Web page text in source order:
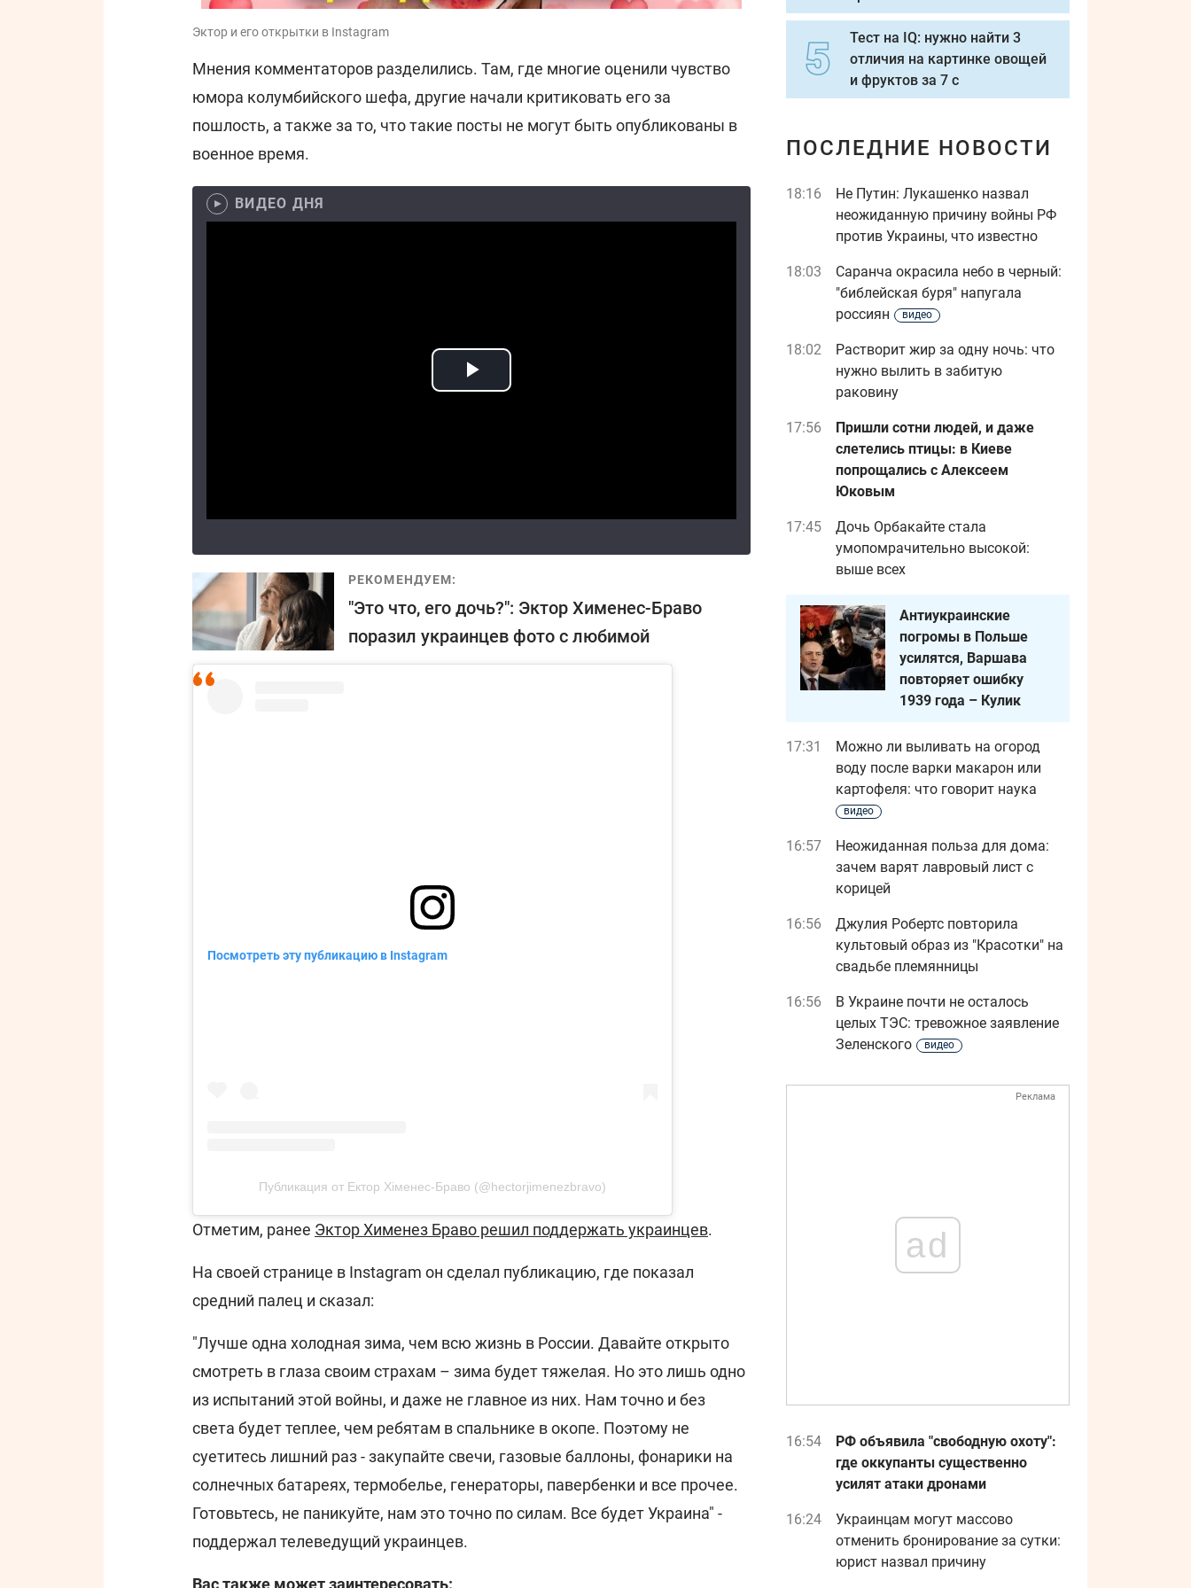
Эктор и его открытки в Instagram
Мнения комментаторов разделились. Там, где многие оценили чувство
юмора колумбийского шефа, другие начали критиковать его за
пошлость, а также за то, что такие посты не могут быть опубликованы в
военное время.
ВИДЕО ДНЯ
РЕКОМЕНДУЕМ:
"Это что, его дочь?": Эктор Хименес-Браво
поразил украинцев фото с любимой
Посмотреть эту публикацию в Instagram
Публикация от Ектор Хіменес-Браво (@hectorjimenezbravo)
Отметим, ранее Эктор Хименез Браво решил поддержать украинцев.
На своей странице в Instagram он сделал публикацию, где показал
средний палец и сказал:
"Лучше одна холодная зима, чем всю жизнь в России. Давайте открыто
смотреть в глаза своим страхам – зима будет тяжелая. Но это лишь одно
из испытаний этой войны, и даже не главное из них. Нам точно и без
света будет теплее, чем ребятам в спальнике в окопе. Поэтому не
суетитесь лишний раз - закупайте свечи, газовые баллоны, фонарики на
солнечных батареях, термобелье, генераторы, павербенки и все прочее.
Готовьтесь, не паникуйте, нам это точно по силам. Все будет Украина" -
поддержал телеведущий украинцев.
Тест на IQ: нужно найти 3
отличия на картинке овощей
и фруктов за 7 с
ПОСЛЕДНИЕ НОВОСТИ
18:16
Не Путин: Лукашенко назвал
неожиданную причину войны РФ
против Украины, что известно
18:03
Саранча окрасила небо в черный:
"библейская буря" напугала
россиян
видео
18:02
Растворит жир за одну ночь: что
нужно вылить в забитую
раковину
17:56
Пришли сотни людей, и даже
слетелись птицы: в Киеве
попрощались с Алексеем
Юковым
17:45
Дочь Орбакайте стала
умопомрачительно высокой:
выше всех
Антиукраинские
погромы в Польше
усилятся, Варшава
повторяет ошибку
1939 года – Кулик
17:31
Можно ли выливать на огород
воду после варки макарон или
картофеля: что говорит наука
видео
16:57
Неожиданная польза для дома:
зачем варят лавровый лист с
корицей
16:56
Джулия Робертс повторила
культовый образ из "Красотки" на
свадьбе племянницы
16:56
В Украине почти не осталось
целых ТЭС: тревожное заявление
Зеленского
видео
Реклама
ad
16:54
РФ объявила "свободную охоту":
где оккупанты существенно
усилят атаки дронами
16:24
Украинцам могут массово
отменить бронирование за сутки:
юрист назвал причину